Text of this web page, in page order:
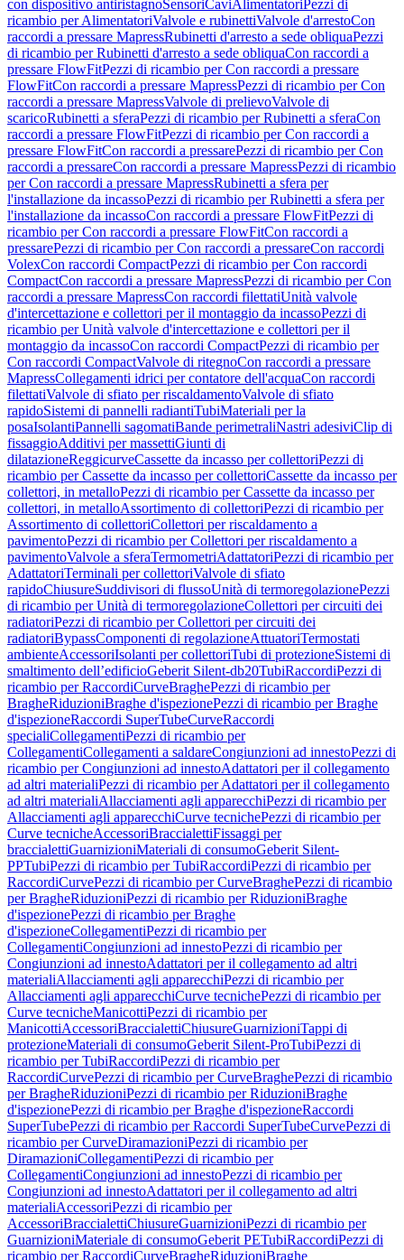
con dispositivo antiristagnoSensoriCaviAlimentatori Pezzi di
ricambio per AlimentatoriValvole e rubinettiValvole d'arrestoCon
raccordi a pressare MapressRubinetti d'arresto a sede obliquaPezzi
di ricambio per Rubinetti d'arresto a sede obliquaCon raccordi a
pressare FlowFitPezzi di ricambio per Con raccordi a pressare
FlowFitCon raccordi a pressare MapressPezzi di ricambio per Con
raccordi a pressare MapressValvole di prelievoValvole di
scaricoRubinetti a sferaPezzi di ricambio per Rubinetti a sferaCon
raccordi a pressare FlowFitPezzi di ricambio per Con raccordi a
pressare FlowFitCon raccordi a pressarePezzi di ricambio per Con
raccordi a pressareCon raccordi a pressare MapressPezzi di ricambio
per Con raccordi a pressare MapressRubinetti a sfera per
l'installazione da incassoPezzi di ricambio per Rubinetti a sfera per
l'installazione da incassoCon raccordi a pressare FlowFitPezzi di
ricambio per Con raccordi a pressare FlowFitCon raccordi a
pressarePezzi di ricambio per Con raccordi a pressareCon raccordi
VolexCon raccordi CompactPezzi di ricambio per Con raccordi
CompactCon raccordi a pressare MapressPezzi di ricambio per Con
raccordi a pressare MapressCon raccordi filettatiUnità valvole
d'intercettazione e collettori per il montaggio da incassoPezzi di
ricambio per Unità valvole d'intercettazione e collettori per il
montaggio da incassoCon raccordi CompactPezzi di ricambio per
Con raccordi CompactValvole di ritegnoCon raccordi a pressare
MapressCollegamenti idrici per contatore dell'acquaCon raccordi
filettatiValvole di sfiato per riscaldamentoValvole di sfiato
rapidoSistemi di pannelli radiantiTubiMateriali per la
posaIsolantiPannelli sagomatiBande perimetraliNastri adesiviClip di
fissaggioAdditivi per massettiGiunti di
dilatazioneReggicurveCassette da incasso per collettoriPezzi di
ricambio per Cassette da incasso per collettoriCassette da incasso per
collettori, in metalloPezzi di ricambio per Cassette da incasso per
collettori, in metalloAssortimento di collettoriPezzi di ricambio per
Assortimento di collettoriCollettori per riscaldamento a
pavimentoPezzi di ricambio per Collettori per riscaldamento a
pavimentoValvole a sferaTermometriAdattatoriPezzi di ricambio per
AdattatoriTerminali per collettoriValvole di sfiato
rapidoChiusureSuddivisori di flussoUnità di termoregolazionePezzi
di ricambio per Unità di termoregolazioneCollettori per circuiti dei
radiatoriPezzi di ricambio per Collettori per circuiti dei
radiatoriBypassComponenti di regolazioneAttuatoriTermostati
ambienteAccessoriIsolanti per collettoriTubi di protezioneSistemi di
smaltimento dell’edificioGeberit Silent-db20TubiRaccordiPezzi di
ricambio per RaccordiCurveBraghePezzi di ricambio per
BragheRiduzioniBraghe d'ispezionePezzi di ricambio per Braghe
d'ispezioneRaccordi SuperTubeCurveRaccordi
specialiCollegamentiPezzi di ricambio per
CollegamentiCollegamenti a saldareCongiunzioni ad innestoPezzi di
ricambio per Congiunzioni ad innestoAdattatori per il collegamento
ad altri materialiPezzi di ricambio per Adattatori per il collegamento
ad altri materialiAllacciamenti agli apparecchiPezzi di ricambio per
Allacciamenti agli apparecchiCurve tecnichePezzi di ricambio per
Curve tecnicheAccessoriBraccialettiFissaggi per
braccialettiGuarnizioniMateriali di consumoGeberit Silent-
PPTubiPezzi di ricambio per TubiRaccordiPezzi di ricambio per
RaccordiCurvePezzi di ricambio per CurveBraghePezzi di ricambio
per BragheRiduzioniPezzi di ricambio per RiduzioniBraghe
d'ispezionePezzi di ricambio per Braghe
d'ispezioneCollegamentiPezzi di ricambio per
CollegamentiCongiunzioni ad innestoPezzi di ricambio per
Congiunzioni ad innestoAdattatori per il collegamento ad altri
materialiAllacciamenti agli apparecchiPezzi di ricambio per
Allacciamenti agli apparecchiCurve tecnichePezzi di ricambio per
Curve tecnicheManicottiPezzi di ricambio per
ManicottiAccessoriBraccialettiChiusureGuarnizioniTappi di
protezioneMateriali di consumoGeberit Silent-ProTubiPezzi di
ricambio per TubiRaccordiPezzi di ricambio per
RaccordiCurvePezzi di ricambio per CurveBraghePezzi di ricambio
per BragheRiduzioniPezzi di ricambio per RiduzioniBraghe
d'ispezionePezzi di ricambio per Braghe d'ispezioneRaccordi
SuperTubePezzi di ricambio per Raccordi SuperTubeCurvePezzi di
ricambio per CurveDiramazioniPezzi di ricambio per
DiramazioniCollegamentiPezzi di ricambio per
CollegamentiCongiunzioni ad innestoPezzi di ricambio per
Congiunzioni ad innestoAdattatori per il collegamento ad altri
materialiAccessoriPezzi di ricambio per
AccessoriBraccialettiChiusureGuarnizioniPezzi di ricambio per
GuarnizioniMateriale di consumoGeberit PETubiRaccordiPezzi di
ricambio per RaccordiCurveBragheRiduzioniBraghe